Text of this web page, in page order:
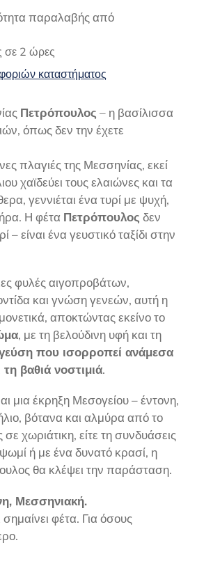
παραλαβής από
σε 2 ώρες
καταστήματος
Πετρόπουλος – η βασίλισσα
όπως δεν την έχετε
πλαγιές της Μεσσηνίας, εκεί
χαϊδεύει τους ελαιώνες και τα
γεννιέται ένα τυρί με ψυχή,
Η φέτα Πετρόπουλος δεν
– είναι ένα γευστικό ταξίδι στην
φυλές αιγοπροβάτων,
και γνώση γενεών, αυτή η
αποκτώντας εκείνο το
, με τη βελούδινη υφή και τη
που ισορροπεί ανάμεσα
βαθιά νοστιμιά.
μια έκρηξη Μεσογείου – έντονη,
βότανα και αλμύρα από το
σε χωριάτικη, είτε τη συνδυάσεις
ή με ένα δυνατό κρασί, η
θα κλέψει την παράσταση.
Μεσσηνιακή.
σημαίνει φέτα. Για όσους